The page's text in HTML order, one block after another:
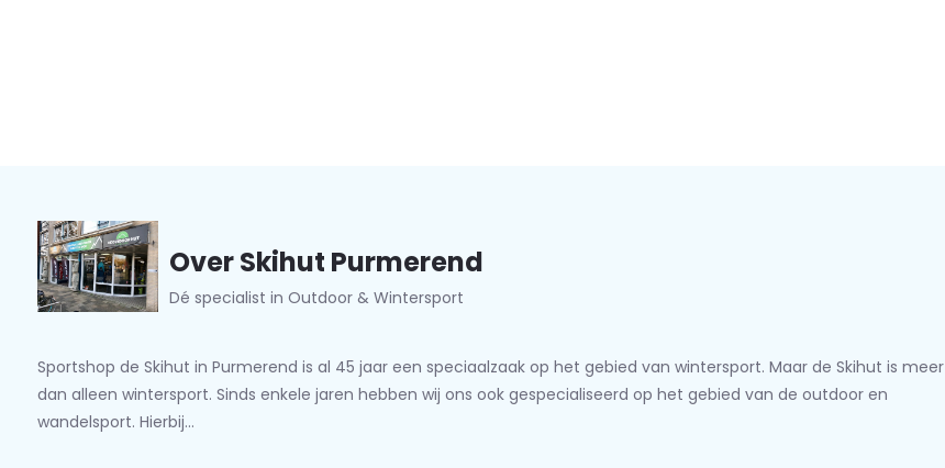
Over Skihut Purmerend
Dé specialist in Outdoor & Wintersport
Sportshop de Skihut in Purmerend is al 45 jaar een speciaalzaak op het gebied van wintersport. Maar de Skihut is meer
dan alleen wintersport. Sinds enkele jaren hebben wij ons ook gespecialiseerd op het gebied van de outdoor en
wandelsport. Hierbij...